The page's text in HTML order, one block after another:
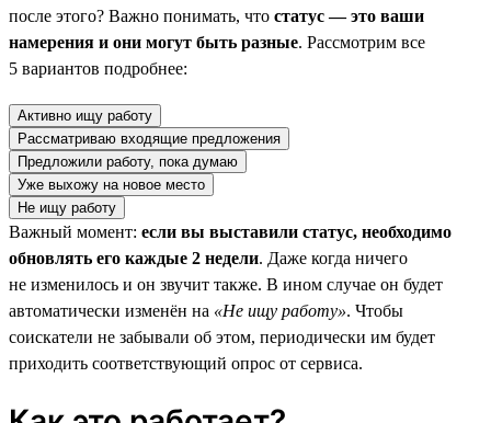
после этого? Важно понимать, что статус — это ваши
намерения и они могут быть разные. Рассмотрим все
5 вариантов подробнее:
Активно ищу работу
Рассматриваю входящие предложения
Предложили работу, пока думаю
Уже выхожу на новое место
Не ищу работу
Важный момент: если вы выставили статус, необходимо
обновлять его каждые 2 недели. Даже когда ничего
не изменилось и он звучит также. В ином случае он будет
автоматически изменён на «Не ищу работу». Чтобы
соискатели не забывали об этом, периодически им будет
приходить соответствующий опрос от сервиса.